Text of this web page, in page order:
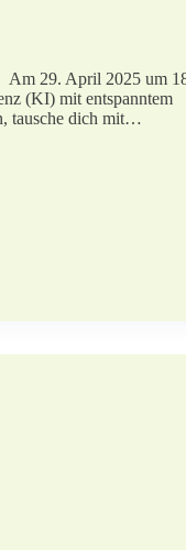
Am 29. April 2025 um
(KI) mit entspanntem
tausche dich mit…